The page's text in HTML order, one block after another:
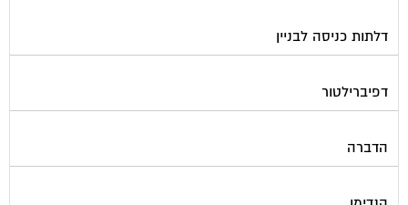
דלתות כניסה לבניין
דפיברילטור
הדברה